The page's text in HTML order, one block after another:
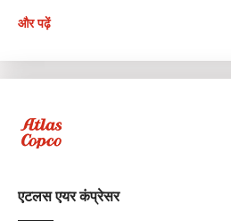
और पढ़ें
एटलस एयर कंप्रेसर